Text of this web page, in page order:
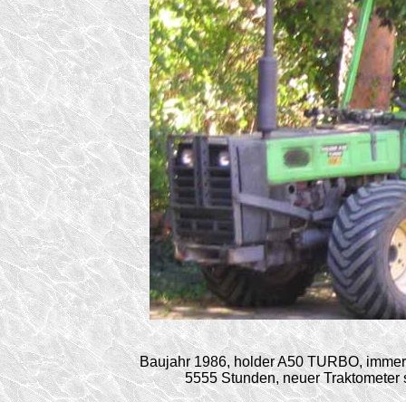
Baujahr 1986, holder A50 TURBO,
5555 Stunden, neuer